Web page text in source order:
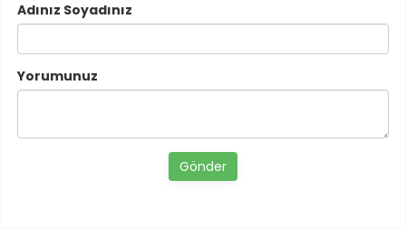
Adınız Soyadınız
Yorumunuz
Gönder